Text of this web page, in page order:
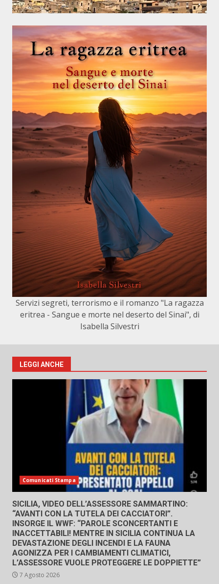
Servizi segreti, terrorismo e il romanzo "La ragazza
eritrea - Sangue e morte nel deserto del Sinai", di
Isabella Silvestri
LEGGI ANCHE
Comunicati Stampa
SICILIA, VIDEO DELL’ASSESSORE SAMMARTINO:
“AVANTI CON LA TUTELA DEI CACCIATORI”.
INSORGE IL WWF: “PAROLE SCONCERTANTI E
INACCETTABILI! MENTRE IN SICILIA CONTINUA LA
DEVASTAZIONE DEGLI INCENDI E LA FAUNA
AGONIZZA PER I CAMBIAMENTI CLIMATICI,
L’ASSESSORE VUOLE PROTEGGERE LE DOPPIETTE”
7 Agosto 2026